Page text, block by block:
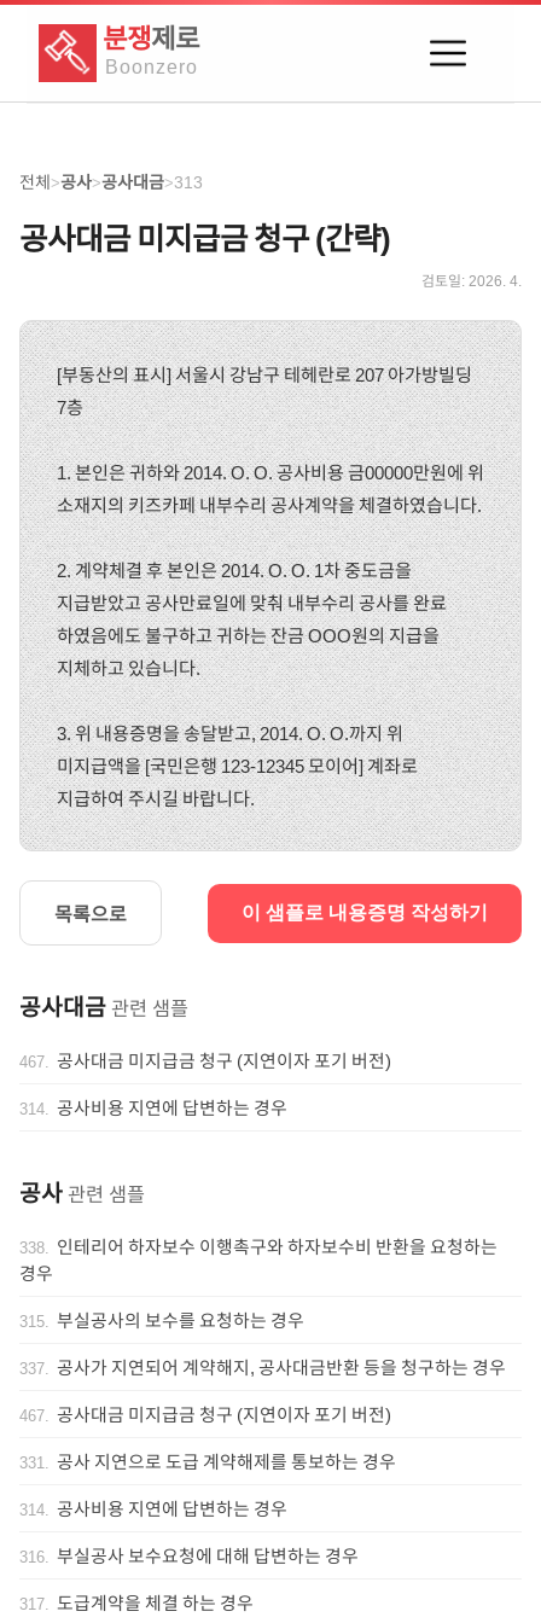
분쟁제로
Boonzero
전체>공사>공사대금>313
공사대금 미지급금 청구 (간략)
검토일:2026. 4.
[부동산의 표시] 서울시 강남구 테헤란로 207 아가방빌딩
7층
1. 본인은 귀하와 2014. O. O. 공사비용 금00000만원에 위
소재지의 키즈카페 내부수리 공사계약을 체결하였습니다.
2. 계약체결 후 본인은 2014. O. O. 1차 중도금을
지급받았고 공사만료일에 맞춰 내부수리 공사를 완료
하였음에도 불구하고 귀하는 잔금 OOO원의 지급을
지체하고 있습니다.
3. 위 내용증명을 송달받고, 2014. O. O.까지 위
미지급액을 [국민은행 123-12345 모이어] 계좌로
지급하여 주시길 바랍니다.
목록으로 이 샘플로 내용증명 작성하기
공사대금 관련 샘플
467. 공사대금 미지급금 청구 (지연이자 포기 버전)
314. 공사비용 지연에 답변하는 경우
공사 관련 샘플
338. 인테리어 하자보수 이행촉구와 하자보수비 반환을 요청하는
경우
315. 부실공사의 보수를 요청하는 경우
337. 공사가 지연되어 계약해지, 공사대금반환 등을 청구하는 경우
467. 공사대금 미지급금 청구 (지연이자 포기 버전)
331. 공사 지연으로 도급 계약해제를 통보하는 경우
314. 공사비용 지연에 답변하는 경우
316. 부실공사 보수요청에 대해 답변하는 경우
317. 도급계약을 체결 하는 경우